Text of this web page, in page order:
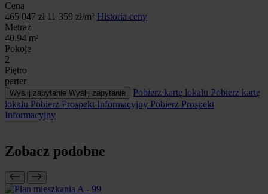
Cena
465 047 zł 11 359 zł/m² Historia ceny
Metraż
40.94 m²
Pokoje
2
Piętro
parter
Wyślij zapytanie Wyślij zapytanie Pobierz kartę lokalu Pobierz kartę
lokalu Pobierz Prospekt Informacyjny Pobierz Prospekt
Informacyjny
Zobacz podobne